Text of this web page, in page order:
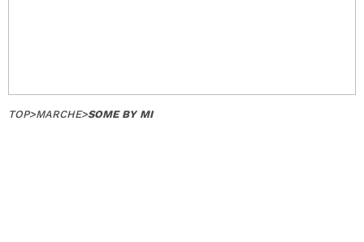
TOP>MARCHE>SOME BY MI